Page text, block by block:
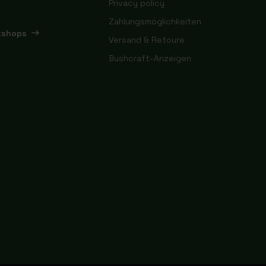
Privacy policy
Zahlungsmöglichkeiten
Versand & Retoure
Bushcraft-Anzeigen